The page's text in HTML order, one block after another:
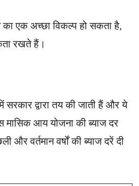
एक अच्छा विकल्प हो सकता है,
रखते हैं।
द्वारा तय की जाती हैं और ये
मासिक आय योजना की ब्याज दर
और वर्तमान वर्षों की ब्याज दरें दी